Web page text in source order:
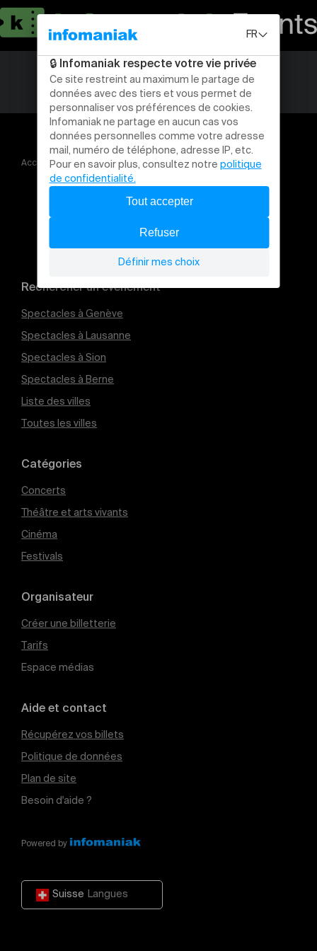
Accueil Scènes du Grütli Un Lieu à soi
Rechercher un évènement
Spectacles à Genève
Spectacles à Lausanne
Spectacles à Sion
Spectacles à Berne
Liste des villes
Toutes les villes
Catégories
Concerts
Théâtre et arts vivants
Cinéma
Festivals
Organisateur
Créer une billetterie
Tarifs
Espace médias
Aide et contact
Récupérez vos billets
Politique de données
Plan de site
Besoin d'aide ?
Powered by
Suisse Langues